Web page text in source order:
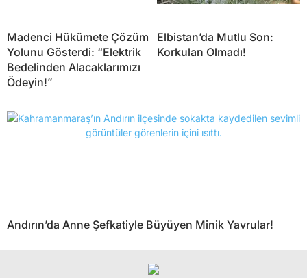
Madenci Hükümete Çözüm
Yolunu Gösterdi: “Elektrik
Bedelinden Alacaklarımızı
Ödeyin!”
Elbistan’da Mutlu Son:
Korkulan Olmadı!
Andırın’da Anne Şefkatiyle Büyüyen Minik Yavrular!